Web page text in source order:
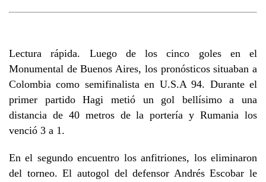
Lectura rápida. Luego de los cinco goles en el
Monumental de Buenos Aires, los pronósticos situaban a
Colombia como semifinalista en U.S.A 94. Durante el
primer partido Hagi metió un gol bellísimo a una
distancia de 40 metros de la portería y Rumania los
venció 3 a 1.
En el segundo encuentro los anfitriones, los eliminaron
del torneo. El autogol del defensor Andrés Escobar le